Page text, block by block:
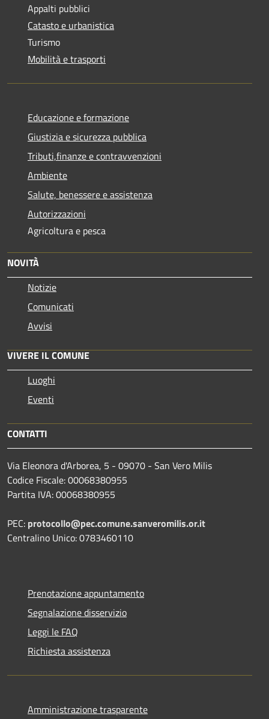
Appalti pubblici
Catasto e urbanistica
Turismo
Mobilità e trasporti
Educazione e formazione
Giustizia e sicurezza pubblica
Tributi,finanze e contravvenzioni
Ambiente
Salute, benessere e assistenza
Autorizzazioni
Agricoltura e pesca
NOVITÀ
Notizie
Comunicati
Avvisi
VIVERE IL COMUNE
Luoghi
Eventi
CONTATTI
Via Eleonora d'Arborea, 5 - 09070 - San Vero Milis
Codice Fiscale: 00068380955
Partita IVA: 00068380955
PEC: protocollo@pec.comune.sanveromilis.or.it
Centralino Unico: 0783460110
Prenotazione appuntamento
Segnalazione disservizio
Leggi le FAQ
Richiesta assistenza
Amministrazione trasparente